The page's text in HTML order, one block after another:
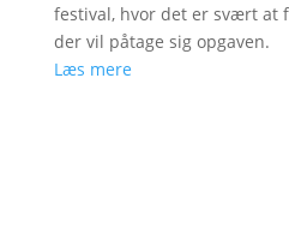
festival, hvor det er svært at
der vil påtage sig opgaven.
Læs mere